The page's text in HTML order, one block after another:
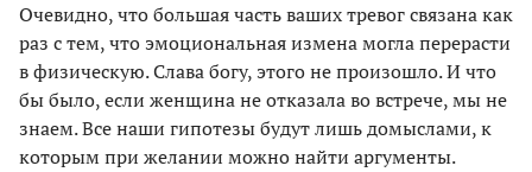
Очевидно, что большая часть ваших тревог связана как
раз с тем, что эмоциональная измена могла перерасти
в физическую. Слава богу, этого не произошло. И что
бы было, если женщина не отказала во встрече, мы не
знаем. Все наши гипотезы будут лишь домыслами, к
которым при желании можно найти аргументы.